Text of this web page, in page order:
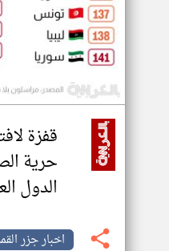
قفزة
حرية
الدول
اخبار جزر